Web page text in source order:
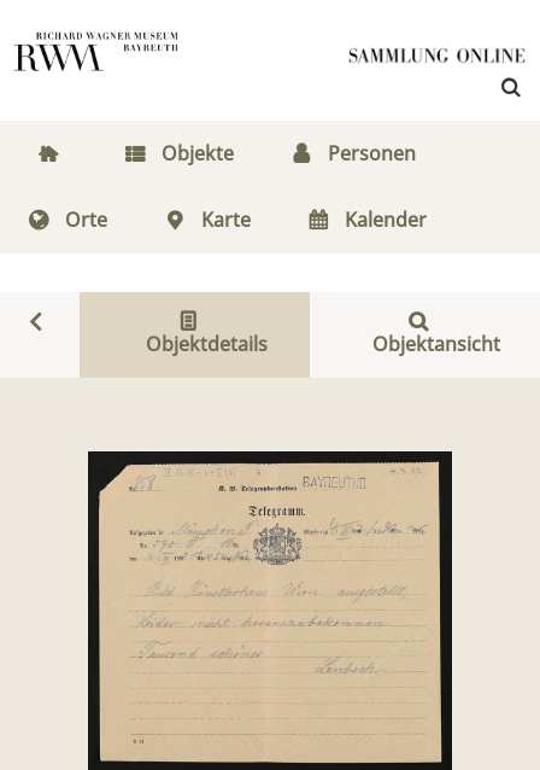
Objekte Personen
Orte Karte Kalender
Objektdetails Objektansicht